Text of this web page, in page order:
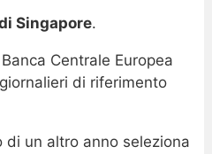
Singapore.
Centrale Europea
di riferimento
di un altro anno seleziona